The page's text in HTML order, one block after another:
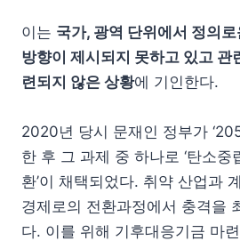
이는 국가, 광역 단위에서 정의
방향이 제시되지 못하고 있고 관
련되지 않은 상황에 기인한다.
2020년 당시 문재인 정부가
한 후 그 과제 중 하나로 ‘탄소중
환’이 채택되었다. 취약 산업과
경제로의 전환과정에서 충격을
다. 이를 위해 기후대응기금 마